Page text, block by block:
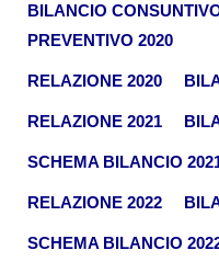
BILANCIO
PREVENTIVO 2020
RELAZIONE 2020
RELAZIONE 2021
SCHEMA BILANCIO
RELAZIONE 2022
SCHEMA BILANCIO